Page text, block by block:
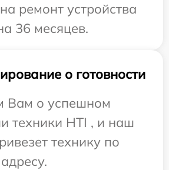
ремонт устройства
36 месяцев.
о готовности
о успешном
техники HTI , и наш
технику по